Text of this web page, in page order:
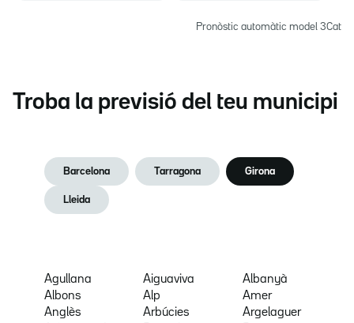
Pronòstic automàtic model 3Cat
Troba la previsió del teu municipi
Barcelona Tarragona Girona
Lleida
Agullana Aiguaviva
Albanyà
Albons
Alp
Amer
Anglès
Arbúcies
Argelaguer